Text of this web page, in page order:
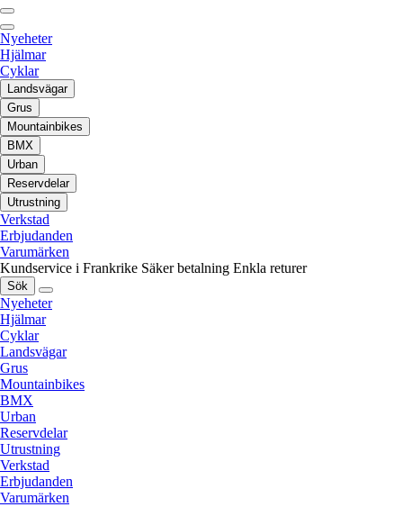
Nyeheter
Hjälmar
Cyklar
Landsvägar
Grus
Mountainbikes
BMX
Urban
Reservdelar
Utrustning
Verkstad
Erbjudanden
Varumärken
Kundservice i Frankrike Säker betalning Enkla returer
Sök
Nyeheter
Hjälmar
Cyklar
Landsvägar
Grus
Mountainbikes
BMX
Urban
Reservdelar
Utrustning
Verkstad
Erbjudanden
Varumärken